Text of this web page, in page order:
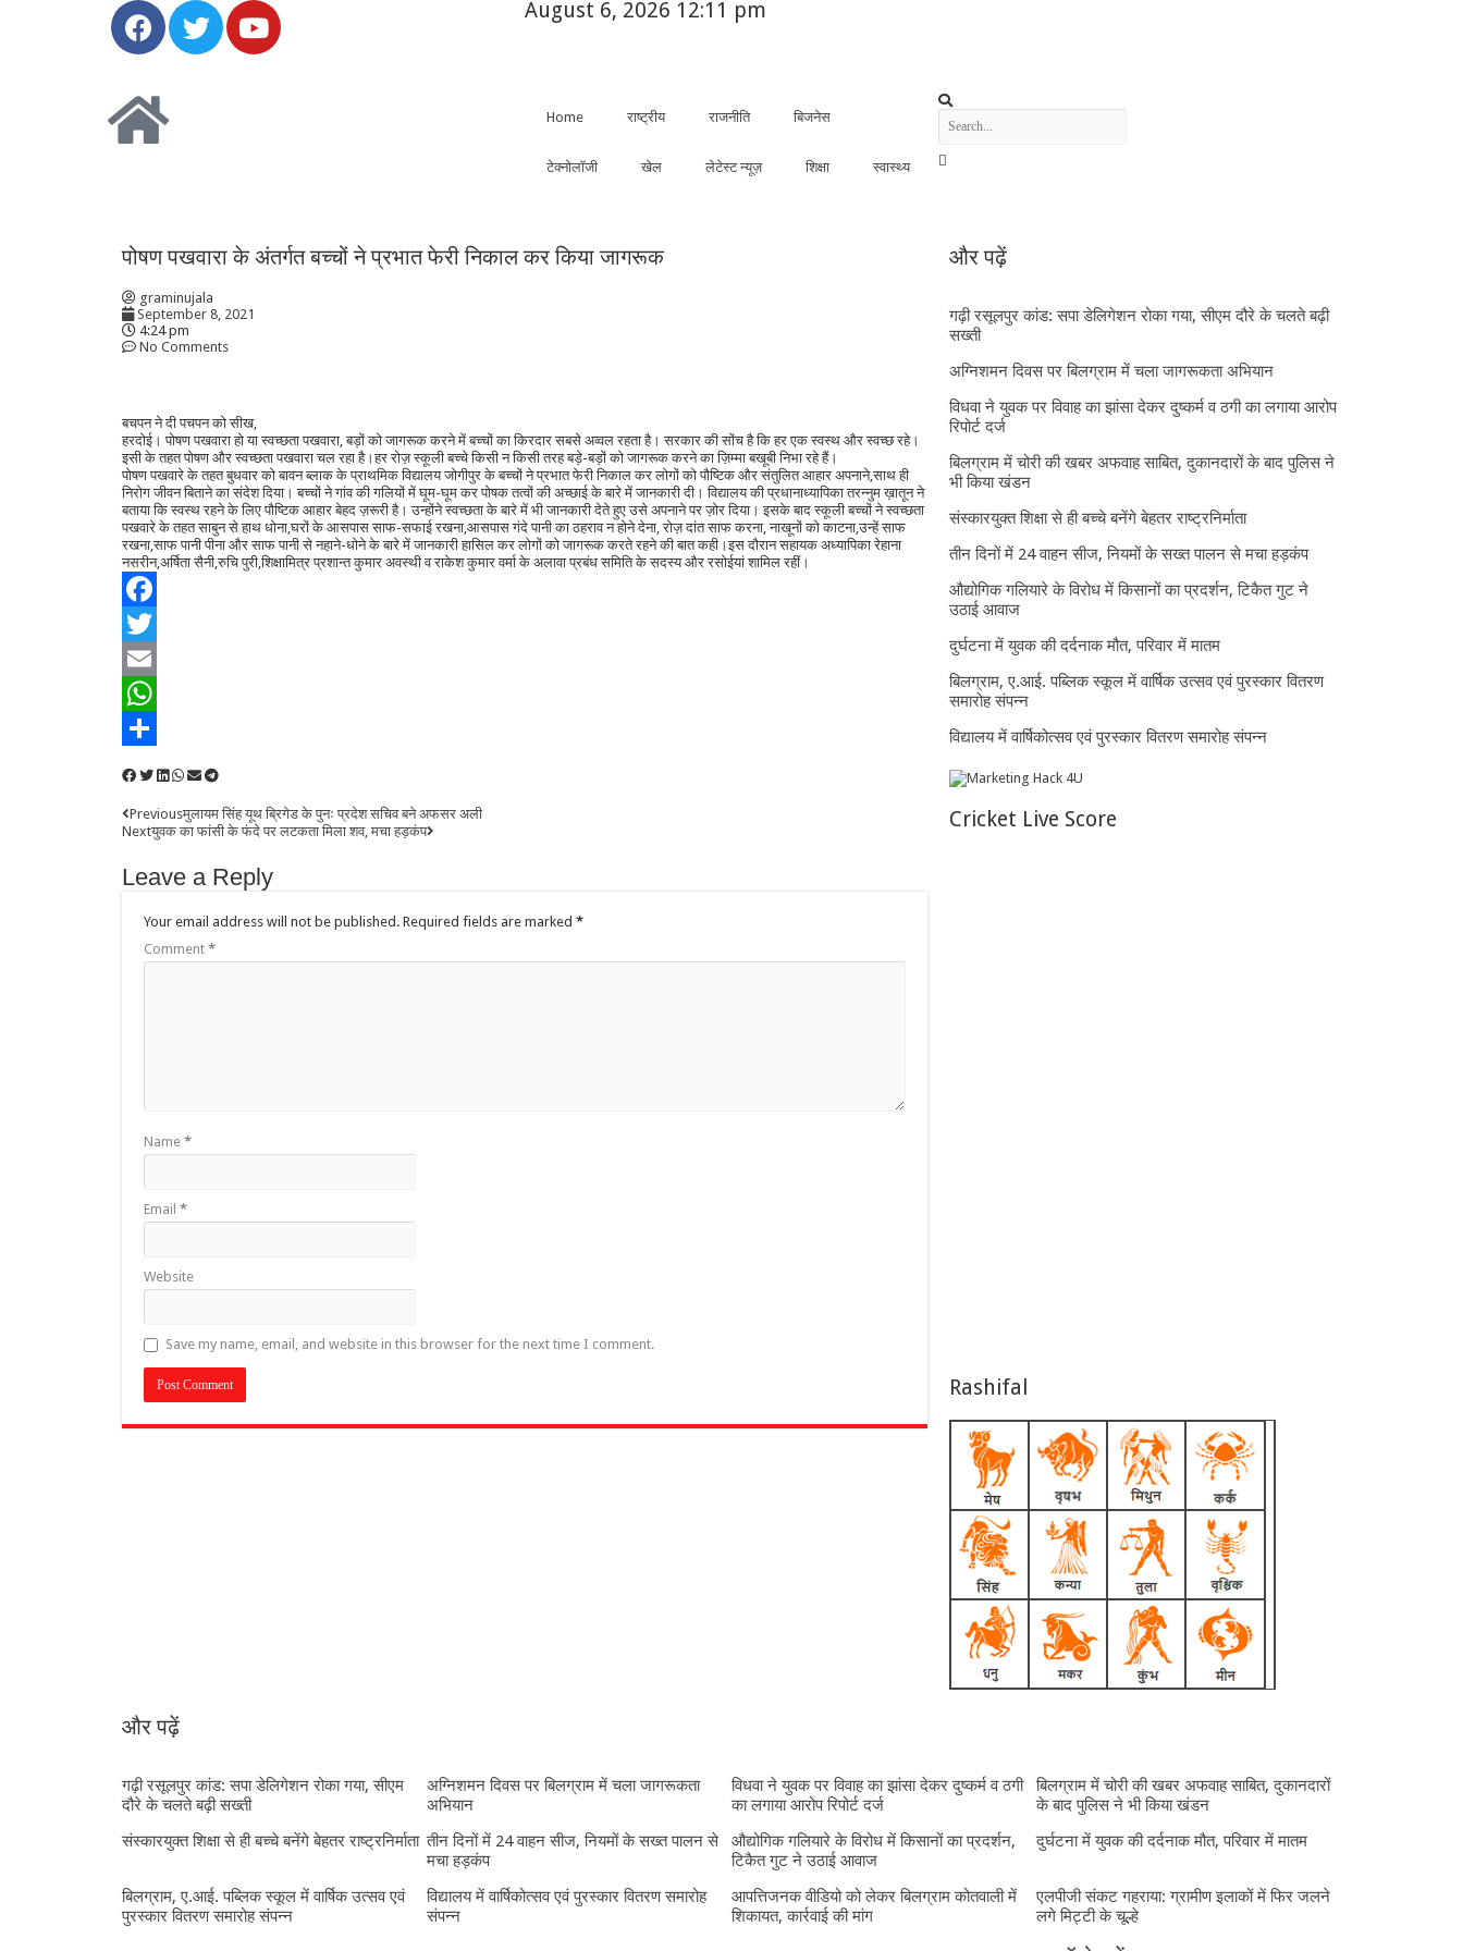
August 6, 2026 12:11 pm
Home राष्ट्रीय राजनीति बिजनेस
टेक्नोलॉजी खेल लेटेस्ट न्यूज़ शिक्षा स्वास्थ्य
पोषण पखवारा के अंतर्गत बच्चों ने प्रभात फेरी निकाल कर किया जागरूक
graminujala
September 8, 2021
4:24 pm
No Comments
बचपन ने दी पचपन को सीख,
हरदोई। पोषण पखवारा हो या स्वच्छता पखवारा, बड़ों को जागरूक करने में बच्चों का किरदार सबसे अव्वल रहता है। सरकार की सोंच है कि हर एक स्वस्थ और स्वच्छ रहे।
इसी के तहत पोषण और स्वच्छता पखवारा चल रहा है।हर रोज़ स्कूली बच्चे किसी न किसी तरह बड़े-बड़ों को जागरूक करने का ज़िम्मा बखूबी निभा रहे हैं।
पोषण पखवारे के तहत बुधवार को बावन ब्लाक के प्राथमिक विद्यालय जोगीपुर के बच्चों ने प्रभात फेरी निकाल कर लोगों को पौष्टिक और संतुलित आहार अपनाने,साथ ही
निरोग जीवन बिताने का संदेश दिया। बच्चों ने गांव की गलियों में घूम-घूम कर पोषक तत्वों की अच्छाई के बारे में जानकारी दी। विद्यालय की प्रधानाध्यापिका तरन्नुम ख़ातून ने
बताया कि स्वस्थ रहने के लिए पौष्टिक आहार बेहद ज़रूरी है। उन्होंने स्वच्छता के बारे में भी जानकारी देते हुए उसे अपनाने पर ज़ोर दिया। इसके बाद स्कूली बच्चों ने स्वच्छता
पखवारे के तहत साबुन से हाथ धोना,घरों के आसपास साफ-सफाई रखना,आसपास गंदे पानी का ठहराव न होने देना, रोज़ दांत साफ करना, नाखूनों को काटना,उन्हें साफ
रखना,साफ पानी पीना और साफ पानी से नहाने-धोने के बारे में जानकारी हासिल कर लोगों को जागरूक करते रहने की बात कही।इस दौरान सहायक अध्यापिका रेहाना
नसरीन,अर्षिता सैनी,रुचि पुरी,शिक्षामित्र प्रशान्त कुमार अवस्थी व राकेश कुमार वर्मा के अलावा प्रबंध समिति के सदस्य और रसोईयां शामिल रहीं।
Facebook
Twitter
Email
WhatsApp
Previousमुलायम सिंह यूथ ब्रिगेड के पुनः प्रदेश सचिव बने अफसर अली
Nextयुवक का फांसी के फंदे पर लटकता मिला शव, मचा हड़कंप
Leave a Reply
Your email address will not be published. Required fields are marked *
Comment *
Name *
Email *
Website
Save my name, email, and website in this browser for the next time I comment.
और पढ़ें
गढ़ी रसूलपुर कांड: सपा डेलिगेशन रोका गया, सीएम दौरे के चलते बढ़ी
सख्ती
अग्निशमन दिवस पर बिलग्राम में चला जागरूकता अभियान
विधवा ने युवक पर विवाह का झांसा देकर दुष्कर्म व ठगी का लगाया आरोप
रिपोर्ट दर्ज
बिलग्राम में चोरी की खबर अफवाह साबित, दुकानदारों के बाद पुलिस ने
भी किया खंडन
संस्कारयुक्त शिक्षा से ही बच्चे बनेंगे बेहतर राष्ट्रनिर्माता
तीन दिनों में 24 वाहन सीज, नियमों के सख्त पालन से मचा हड़कंप
औद्योगिक गलियारे के विरोध में किसानों का प्रदर्शन, टिकैत गुट ने
उठाई आवाज
दुर्घटना में युवक की दर्दनाक मौत, परिवार में मातम
बिलग्राम, ए.आई. पब्लिक स्कूल में वार्षिक उत्सव एवं पुरस्कार वितरण
समारोह संपन्न
विद्यालय में वार्षिकोत्सव एवं पुरस्कार वितरण समारोह संपन्न
Cricket Live Score
Rashifal
और पढ़ें
गढ़ी रसूलपुर कांड: सपा डेलिगेशन रोका गया, सीएम
दौरे के चलते बढ़ी सख्ती
अग्निशमन दिवस पर बिलग्राम में चला जागरूकता
अभियान
विधवा ने युवक पर विवाह का झांसा देकर दुष्कर्म व ठगी
का लगाया आरोप रिपोर्ट दर्ज
बिलग्राम में चोरी की खबर अफवाह साबित, दुकानदारों
के बाद पुलिस ने भी किया खंडन
संस्कारयुक्त शिक्षा से ही बच्चे बनेंगे बेहतर राष्ट्रनिर्माता तीन दिनों में 24 वाहन सीज, नियमों के सख्त पालन से
मचा हड़कंप
औद्योगिक गलियारे के विरोध में किसानों का प्रदर्शन,
टिकैत गुट ने उठाई आवाज
दुर्घटना में युवक की दर्दनाक मौत, परिवार में मातम
बिलग्राम, ए.आई. पब्लिक स्कूल में वार्षिक उत्सव एवं
पुरस्कार वितरण समारोह संपन्न
विद्यालय में वार्षिकोत्सव एवं पुरस्कार वितरण समारोह
संपन्न
आपत्तिजनक वीडियो को लेकर बिलग्राम कोतवाली में
शिकायत, कार्रवाई की मांग
एलपीजी संकट गहराया: ग्रामीण इलाकों में फिर जलने
लगे मिट्टी के चूल्हे